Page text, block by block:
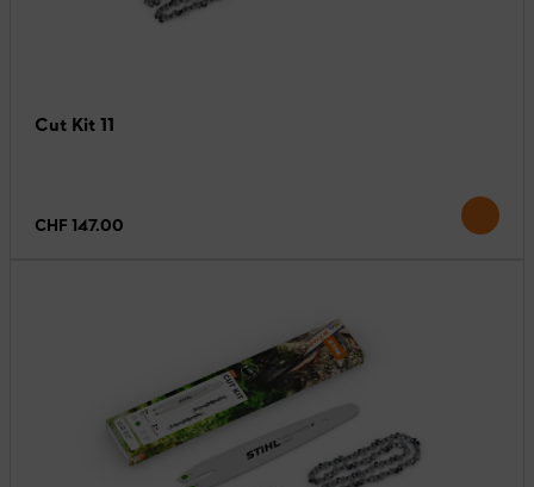
Cut Kit 11
CHF 147.00